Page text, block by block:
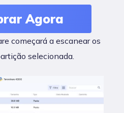
Agora
começará a escanear os
selecionada.